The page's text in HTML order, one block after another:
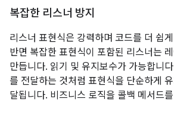
복잡한 리스너 방지
리스너 표현식은 강력하며 코드를 더 쉽
반면 복잡한 표현식이 포함된 리스너는
만듭니다. 읽기 및 유지보수가 가능합니
를 전달하는 것처럼 표현식을 단순하게
달됩니다. 비즈니스 로직을 콜백 메서드